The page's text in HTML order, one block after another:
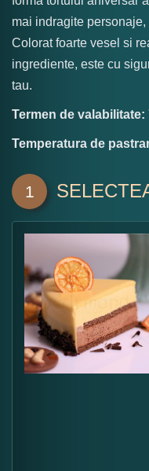
mai indragite
Colorat foarte vesel si
ingrediente, este cu
tau.
Termen de valabilitate:
Temperatura de
1